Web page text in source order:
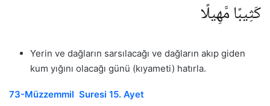
كَثِيبًا مَّهِيلًا
Yerin ve dağların sarsılacağı ve dağların akıp giden
kum yığını olacağı günü (kıyameti) hatırla.
73-Müzzemmil Suresi 15. Ayet